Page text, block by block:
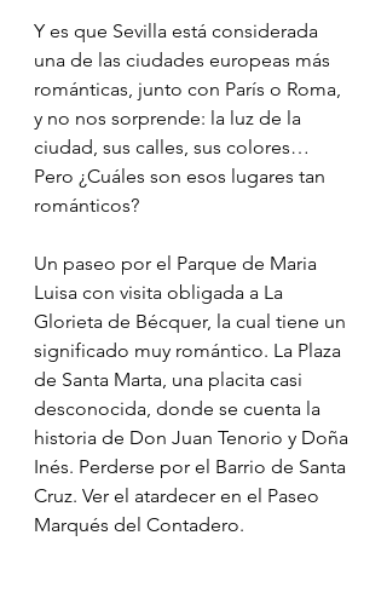
Y es que Sevilla está considerada
una de las ciudades europeas más
románticas, junto con París o Roma,
y no nos sorprende: la luz de la
ciudad, sus calles, sus colores…
Pero ¿Cuáles son esos lugares tan
románticos?
Un paseo por el Parque de Maria
Luisa con visita obligada a La
Glorieta de Bécquer, la cual tiene un
significado muy romántico. La Plaza
de Santa Marta, una placita casi
desconocida, donde se cuenta la
historia de Don Juan Tenorio y Doña
Inés. Perderse por el Barrio de Santa
Cruz. Ver el atardecer en el Paseo
Marqués del Contadero.